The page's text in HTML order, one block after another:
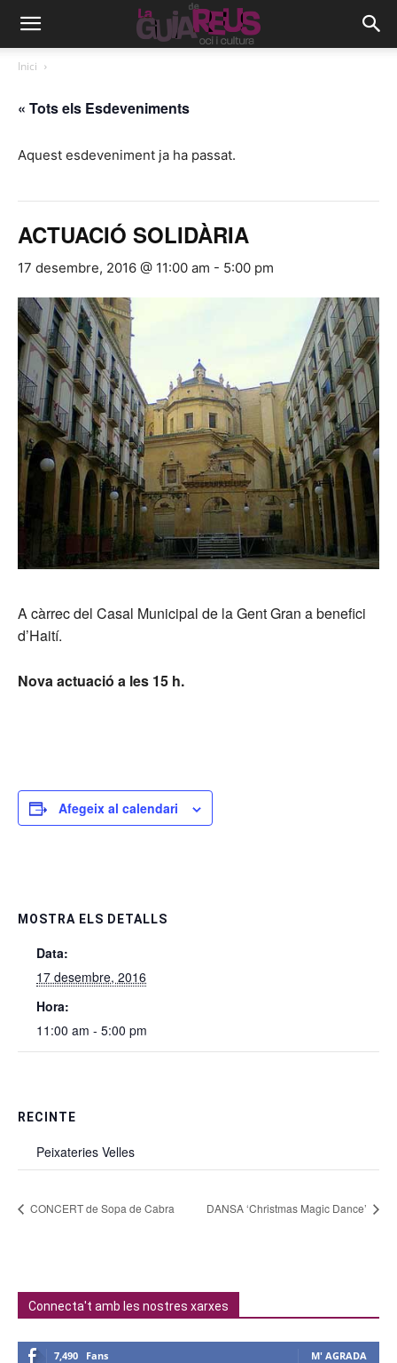
Inici
« Tots els Esdeveniments
Aquest esdeveniment ja ha passat.
ACTUACIÓ SOLIDÀRIA
17 desembre, 2016 @ 11:00 am - 5:00 pm
A càrrec del Casal Municipal de la Gent Gran a benefici
d’Haití.
Nova actuació a les 15 h.
Afegeix al calendari
MOSTRA ELS DETALLS
Data:
17 desembre, 2016
Hora:
11:00 am - 5:00 pm
RECINTE
Peixateries Velles
CONCERT de Sopa de Cabra DANSA ‘Christmas Magic Dance’
Connecta't amb les nostres xarxes
7,490 Fans M' AGRADA